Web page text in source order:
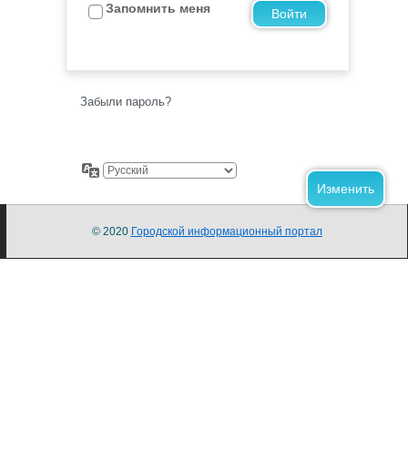
Запомнить меня
Забыли пароль?
© 2020 Городской информационный портал